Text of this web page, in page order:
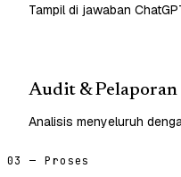
Tampil di jawaban
Audit & Pelaporan
Analisis menyeluruh
03 — Proses